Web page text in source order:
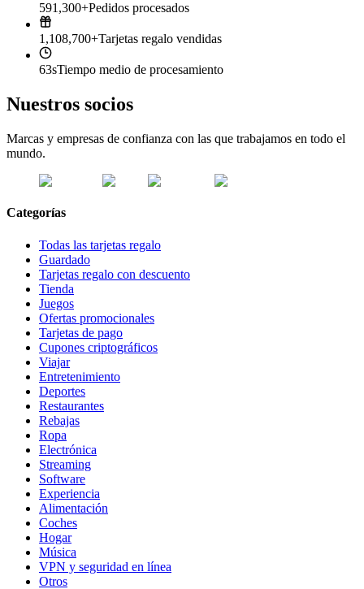
591,300+Pedidos procesados
1,108,700+Tarjetas regalo vendidas
63sTiempo medio de procesamiento
Nuestros socios
Marcas y empresas de confianza con las que trabajamos en todo el
mundo.
Categorías
Todas las tarjetas regalo
Guardado
Tarjetas regalo con descuento
Tienda
Juegos
Ofertas promocionales
Tarjetas de pago
Cupones criptográficos
Viajar
Entretenimiento
Deportes
Restaurantes
Rebajas
Ropa
Electrónica
Streaming
Software
Experiencia
Alimentación
Coches
Hogar
Música
VPN y seguridad en línea
Otros